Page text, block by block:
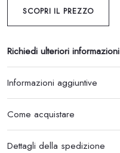
SCOPRI IL PREZZO
Richiedi ulteriori informazioni
Informazioni aggiuntive
Come acquistare
Dettagli della spedizione